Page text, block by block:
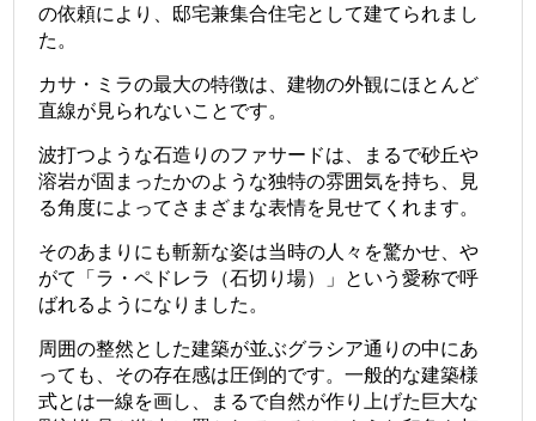
の依頼により、邸宅兼集合住宅として建てられまし
た。
カサ・ミラの最大の特徴は、建物の外観にほとんど
直線が見られないことです。
波打つような石造りのファサードは、まるで砂丘や
溶岩が固まったかのような独特の雰囲気を持ち、見
る角度によってさまざまな表情を見せてくれます。
そのあまりにも斬新な姿は当時の人々を驚かせ、や
がて「ラ・ペドレラ（石切り場）」という愛称で呼
ばれるようになりました。
周囲の整然とした建築が並ぶグラシア通りの中にあ
っても、その存在感は圧倒的です。一般的な建築様
式とは一線を画し、まるで自然が作り上げた巨大な